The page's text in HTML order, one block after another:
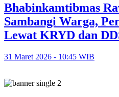
Bhabinkamtibmas
Sambangi Warga,
Lewat KRYD dan
31 Maret 2026 - 10:45 WIB